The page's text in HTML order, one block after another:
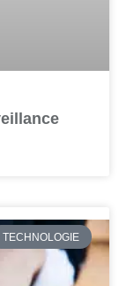
TECHNOLOGIE